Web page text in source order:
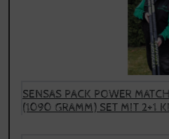
SENSAS PACK POWER
(1090 GRAMM) SET MIT 2+1